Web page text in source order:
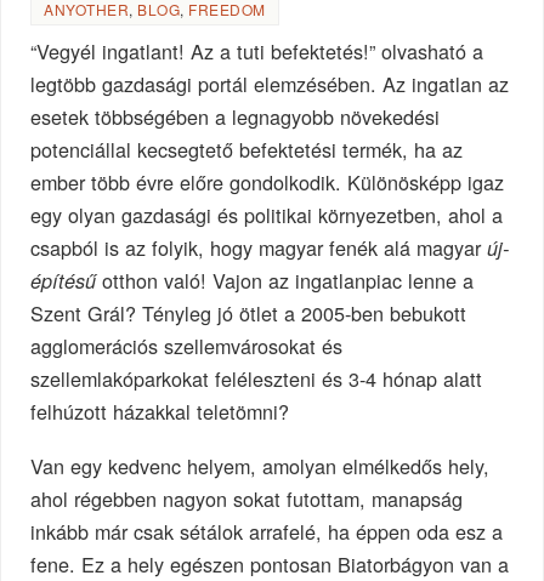
ANYOTHER, BLOG, FREEDOM
“Vegyél ingatlant! Az a tuti befektetés!” olvasható a
legtöbb gazdasági portál elemzésében. Az ingatlan az
esetek többségében a legnagyobb növekedési
potenciállal kecsegtető befektetési termék, ha az
ember több évre előre gondolkodik. Különösképp igaz
egy olyan gazdasági és politikai környezetben, ahol a
csapból is az folyik, hogy magyar fenék alá magyarúj-
építésűotthon való! Vajon az ingatlanpiac lenne a
Szent Grál? Tényleg jó ötlet a 2005-ben bebukott
agglomerációs szellemvárosokat és
szellemlakóparkokat feléleszteni és 3-4 hónap alatt
felhúzott házakkal teletömni?
Van egy kedvenc helyem, amolyan elmélkedős hely,
ahol régebben nagyon sokat futottam, manapság
inkább már csak sétálok arrafelé, ha éppen oda esz a
fene. Ez a hely egészen pontosan Biatorbágyon van a